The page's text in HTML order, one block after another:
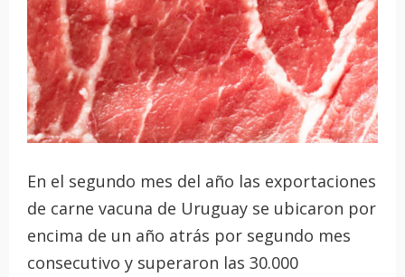
En el segundo mes del año las exportaciones
de carne vacuna de Uruguay se ubicaron por
encima de un año atrás por segundo mes
consecutivo y superaron las 30.000